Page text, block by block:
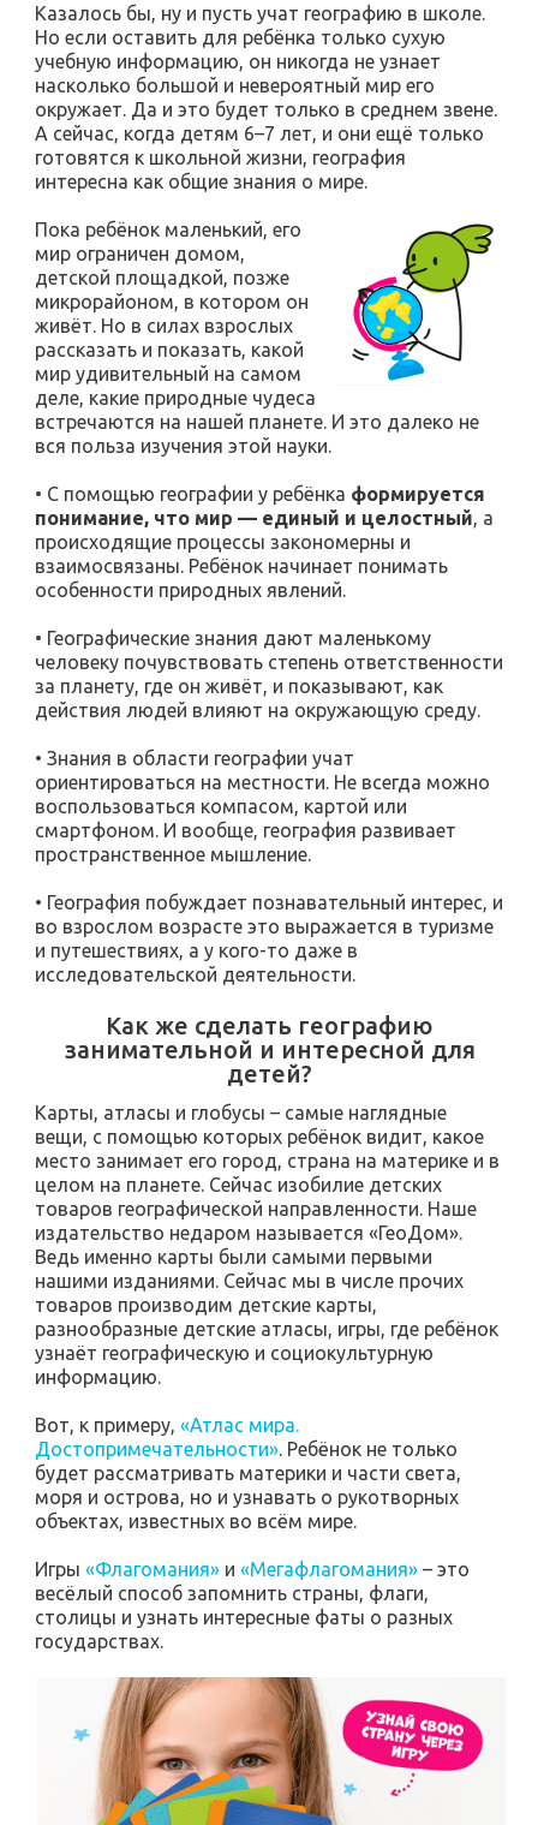
Казалось бы, ну и пусть учат географию в школе.
Но если оставить для ребёнка только сухую
учебную информацию, он никогда не узнает
насколько большой и невероятный мир его
окружает. Да и это будет только в среднем звене.
А сейчас, когда детям 6–7 лет, и они ещё только
готовятся к школьной жизни, география
интересна как общие знания о мире.
Пока ребёнок маленький, его
мир ограничен домом,
детской площадкой, позже
микрорайоном, в котором он
живёт. Но в силах взрослых
рассказать и показать, какой
мир удивительный на самом
деле, какие природные чудеса
встречаются на нашей планете. И это далеко не
вся польза изучения этой науки.
• С помощью географии у ребёнка формируется
понимание, что мир — единый и целостный , а
происходящие процессы закономерны и
взаимосвязаны. Ребёнок начинает понимать
особенности природных явлений.
• Географические знания дают маленькому
человеку почувствовать степень ответственности
за планету, где он живёт, и показывают, как
действия людей влияют на окружающую среду.
• Знания в области географии учат
ориентироваться на местности. Не всегда можно
воспользоваться компасом, картой или
смартфоном. И вообще, география развивает
пространственное мышление.
• География побуждает познавательный интерес, и
во взрослом возрасте это выражается в туризме
и путешествиях, а у кого-то даже в
исследовательской деятельности.
Как же сделать географию
занимательной и интересной для
детей?
Карты, атласы и глобусы – самые наглядные
вещи, с помощью которых ребёнок видит, какое
место занимает его город, страна на материке и в
целом на планете. Сейчас изобилие детских
товаров географической направленности. Наше
издательство недаром называется «ГеоДом».
Ведь именно карты были самыми первыми
нашими изданиями. Сейчас мы в числе прочих
товаров производим детские карты,
разнообразные детские атласы, игры, где ребёнок
узнаёт географическую и социокультурную
информацию.
Вот, к примеру, «Атлас мира.
Достопримечательности» . Ребёнок не только
будет рассматривать материки и части света,
моря и острова, но и узнавать о рукотворных
объектах, известных во всём мире.
Игры «Флагомания» и «Мегафлагомания» – это
весёлый способ запомнить страны, флаги,
столицы и узнать интересные фаты о разных
государствах.